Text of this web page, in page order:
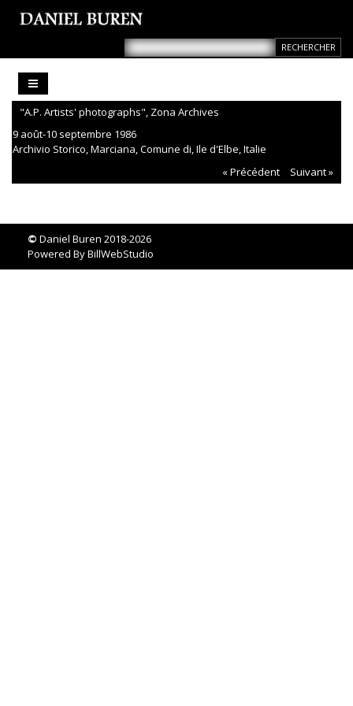
"A.P. Artists' photographs", Zona Archives
9 août-10 septembre 1986
Archivio Storico, Marciana, Comune di, Ile d'Elbe, Italie
« Précédent
Suivant »
© Daniel Buren 2018-2026
Powered ByBillWebStudio